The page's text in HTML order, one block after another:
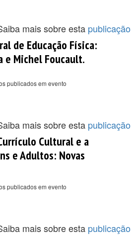
mais sobre esta publicação
de Educação Física:
e Michel Foucault.
publicados em evento
mais sobre esta publicação
Cultural e a
e Adultos: Novas
publicados em evento
mais sobre esta publicação